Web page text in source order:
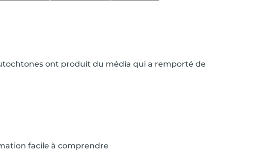
ont produit du média qui a remporté de
facile à comprendre